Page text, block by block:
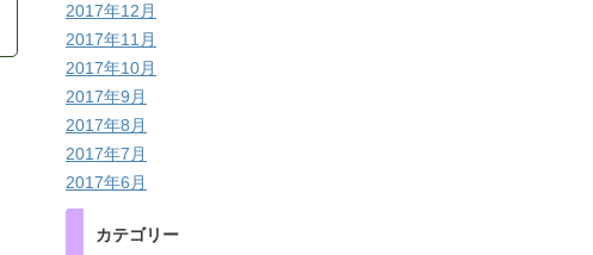
2017年12月
2017年11月
2017年10月
2017年9月
2017年8月
2017年7月
2017年6月
カテゴリー